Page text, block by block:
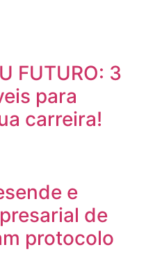
FUTURO: 3
para
carreira!
e
de
protocolo